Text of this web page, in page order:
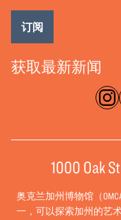
淘宝网
获取最新新闻
订阅
1000 Oak
奥克兰加州博物馆（
一，可以探索加州的艺